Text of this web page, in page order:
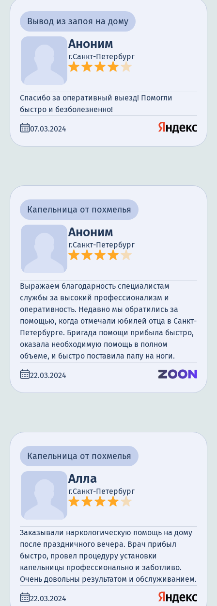
Вывод из запоя на дому
Аноним
г.Санкт-Петербург
Спасибо за оперативный выезд! Помогли
быстро и безболезненно!
07.03.2024
Капельница от похмелья
Аноним
г.Санкт-Петербург
Выражаем благодарность специалистам
службы за высокий профессионализм и
оперативность. Недавно мы обратились за
помощью, когда отмечали юбилей отца в Санкт-
Петербурге. Бригада помощи прибыла быстро,
оказала необходимую помощь в полном
объеме, и быстро поставила папу на ноги.
22.03.2024
Капельница от похмелья
Алла
г.Санкт-Петербург
Заказывали наркологическую помощь на дому
после праздничного вечера. Врач прибыл
быстро, провел процедуру установки
капельницы профессионально и заботливо.
Очень довольны результатом и обслуживанием.
22.03.2024